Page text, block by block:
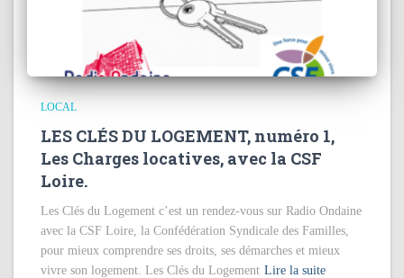
LOCAL
LES CLÉS DU LOGEMENT, numéro 1,
Les Charges locatives, avec la CSF
Loire.
Les Clés du Logement c’est un rendez-vous sur Radio Ondaine
avec la CSF Loire, la Confédération Syndicale des Familles,
pour mieux comprendre ses droits, ses démarches et mieux
vivre son logement. Les Clés du Logement Lire la suite